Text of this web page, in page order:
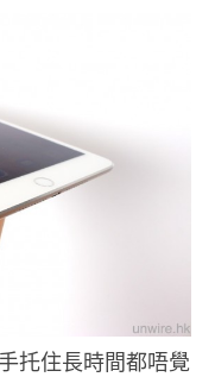
托住長時間都唔覺